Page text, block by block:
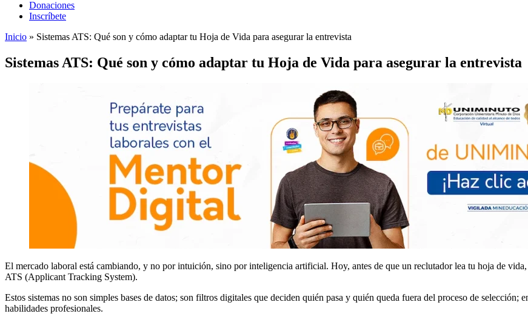
Donaciones
Inscríbete
Inicio » Sistemas ATS: Qué son y cómo adaptar tu Hoja de Vida para asegurar la entrevista
Sistemas ATS: Qué son y cómo adaptar tu Hoja de Vida para asegurar la entrevista
El mercado laboral está cambiando, y no por intuición, sino por inteligencia artificial. Hoy, antes de que un reclutador lea tu hoja de
ATS (Applicant Tracking System).
Estos sistemas no son simples bases de datos; son filtros digitales que deciden quién pasa y quién queda fuera del proceso de
habilidades profesionales.